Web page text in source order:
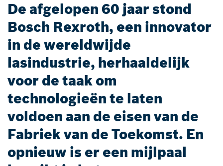
De afgelopen 60 jaar stond
Bosch Rexroth, een innovator
in de wereldwijde
lasindustrie, herhaaldelijk
voor de taak om
technologieën te laten
voldoen aan de eisen van de
Fabriek van de Toekomst. En
opnieuw is er een mijlpaal